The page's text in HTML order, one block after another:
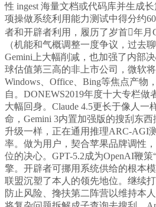
性 ingest 海量文档或代码库并生成
项操做系统利用能力测试中得分约
者和开辟者利用，履历了岁首年月
（机能和气概调整一度争议，过去
Gemini上大幅削减，也加强了内部
球估值第三高的非上市公司，微软
Windows、Office、Bing等焦点产物
自。DONEWS2019年度十大专栏
大幅回身。Claude 4.5更长于像人一
命，Gemini 3内置加强版的搜刮东
升级一样，正在通用推理ARC-AGI
率。做为用户，契合苹果品牌调性
位的决心。GPT-5.2成为OpenAI鞭策
擎。开辟者可挪用系统供给的根本
联盟沉塑了本人的领先地位。继续
防止风险、搀扶第二阵营以维持本